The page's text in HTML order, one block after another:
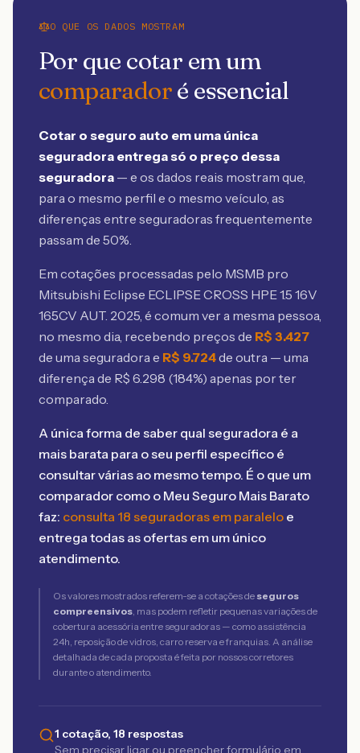
O QUE OS DADOS MOSTRAM
Por que cotar em um
comparadoré essencial
Cotar o seguro auto em uma única
seguradora entrega só o preço dessa
seguradora — e os dados reais mostram que,
para o mesmo perfil e o mesmo veículo, as
diferenças entre seguradoras frequentemente
passam de 50%.
Em cotações processadas pelo MSMB pro
Mitsubishi Eclipse ECLIPSE CROSS HPE 1.5 16V
165CV AUT. 2025, é comum ver a mesma pessoa,
no mesmo dia, recebendo preços de R$ 3.427
de uma seguradora e R$ 9.724de outra — uma
diferença de R$ 6.298 (184%) apenas por ter
comparado.
A única forma de saber qual seguradora é a
mais barata para o seu perfil específico é
consultar várias ao mesmo tempo. É o que um
comparador como o Meu Seguro Mais Barato
faz: consulta 18 seguradoras em paralelo e
entrega todas as ofertas em um único
atendimento.
Os valores mostrados referem-se a cotações de seguros
compreensivos, mas podem refletir pequenas variações de
cobertura acessória entre seguradoras — como assistência
24h, reposição de vidros, carro reserva e franquias. A análise
detalhada de cada proposta é feita por nossos corretores
durante o atendimento.
1 cotação, 18 respostas
Sem precisar ligar ou preencher formulário em